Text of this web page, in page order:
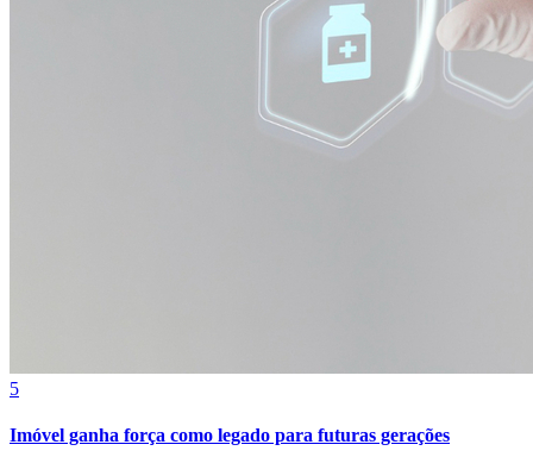
Cruzeiro
5
Imóvel ganha força como legado para futuras gerações